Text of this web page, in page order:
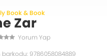
Book & Book
Zar
Yorum Yap
barkodu: 9786058084889